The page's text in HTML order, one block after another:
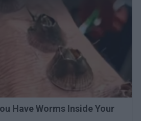
Have Worms Inside Your